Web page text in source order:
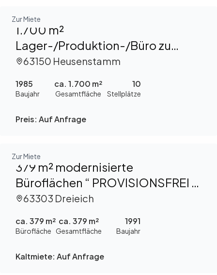
Zur Miete
1.700 m²
Lager-/Produktion-/Büro zu
vermieten
63150 Heusenstamm
1985
Baujahr
ca. 1.700 m²
Gesamtfläche
10
Stellplätze
Preis: Auf Anfrage
Zur Miete
379 m² modernisierte
Büroflächen “ PROVISIONSFREI “
in Dreieichenhain zu vermieten
63303 Dreieich
ca. 379 m²
Bürofläche
ca. 379 m²
Gesamtfläche
1991
Baujahr
Kaltmiete: Auf Anfrage